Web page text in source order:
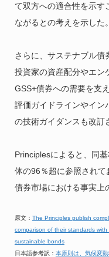
て双方への適合性を示す
ながるとの考えを示した。
さらに、サステナブル債
投資家の資産配分やエン
GSS+債券への需要を支
評価ガイドラインやイン
の技術ガイダンスも改訂
Principlesによると、同
体の96％超に参照され
債券市場における事実上
原文： The Principles publish
comparison of their standards
sustainable bonds
日本語参考訳： 本原則は、気候変